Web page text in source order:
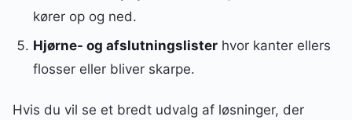
kører op og ned.
Hjørne- og afslutningslisterhvor kanter ellers
flosser eller bliver skarpe.
Hvis du vil se et bredt udvalg af løsninger, der